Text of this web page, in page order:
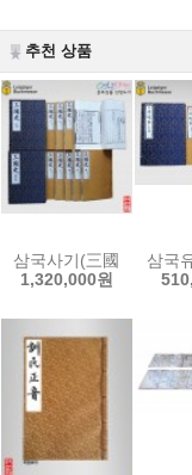
추천 상품
삼국사기(三國史記)-中
1,320,000원
삼국